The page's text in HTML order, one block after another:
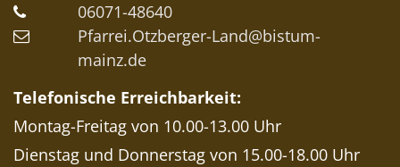
06071-48640
Pfarrei.Otzberger-Land@bistum-
mainz.de
Telefonische Erreichbarkeit:
Montag-Freitag von 10.00-13.00 Uhr
Dienstag und Donnerstag von 15.00-18.00 Uhr